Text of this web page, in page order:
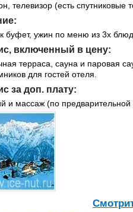
телевизор (есть
буфет, ужин по меню из 3х блюд.
включенный в цену:
терраса, сауна и паровая
для гостей отеля.
за доп. плату:
и массаж (по предварительной